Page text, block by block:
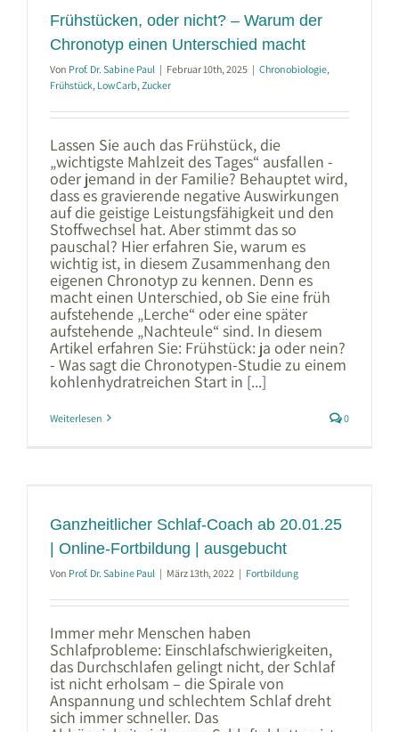
Frühstücken, oder nicht? – Warum der
Chronotyp einen Unterschied macht
Von Prof. Dr. Sabine Paul | Februar 10th, 2025 | Chronobiologie,
Frühstück, LowCarb, Zucker
Lassen Sie auch das Frühstück, die
„wichtigste Mahlzeit des Tages“ ausfallen -
oder jemand in der Familie? Behauptet wird,
dass es gravierende negative Auswirkungen
auf die geistige Leistungsfähigkeit und den
Stoffwechsel hat. Aber stimmt das so
pauschal? Hier erfahren Sie, warum es
wichtig ist, in diesem Zusammenhang den
eigenen Chronotyp zu kennen. Denn es
macht einen Unterschied, ob Sie eine früh
aufstehende „Lerche“ oder eine später
aufstehende „Nachteule“ sind. In diesem
Artikel erfahren Sie: Frühstück: ja oder nein?
- Was sagt die Chronotypen-Studie zu einem
kohlenhydratreichen Start in [...]
Weiterlesen 0
Ganzheitlicher Schlaf-Coach ab 20.01.25
| Online-Fortbildung | ausgebucht
Von Prof. Dr. Sabine Paul | März 13th, 2022 | Fortbildung
Immer mehr Menschen haben
Schlafprobleme: Einschlafschwierigkeiten,
das Durchschlafen gelingt nicht, der Schlaf
ist nicht erholsam – die Spirale von
Anspannung und schlechtem Schlaf dreht
sich immer schneller. Das